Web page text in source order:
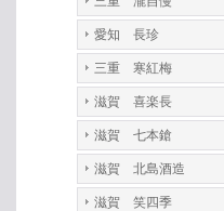
愛知 長珍
三重 寒紅梅
滋賀 喜楽長
滋賀 七本鎗
滋賀 北島酒造
滋賀 笑四季